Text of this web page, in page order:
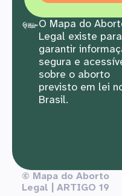
O Mapa do
Legal existe para
garantir
segura e
sobre o aborto
previsto em lei
Brasil.
© Mapa do Aborto
Legal | ARTIGO 19